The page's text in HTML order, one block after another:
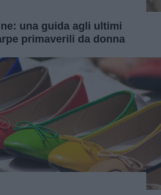
una guida agli ultimi
primaverili da donna